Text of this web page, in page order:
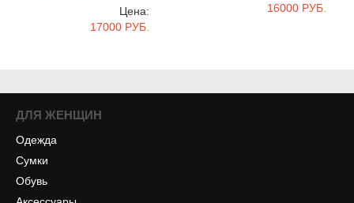
16000 РУБ.
Цена:
17000 РУБ.
ДЛЯ ЖЕНЩИН
Одежда
Сумки
Обувь